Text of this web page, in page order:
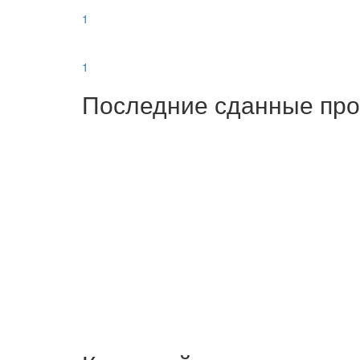
1
1
Последние сданные